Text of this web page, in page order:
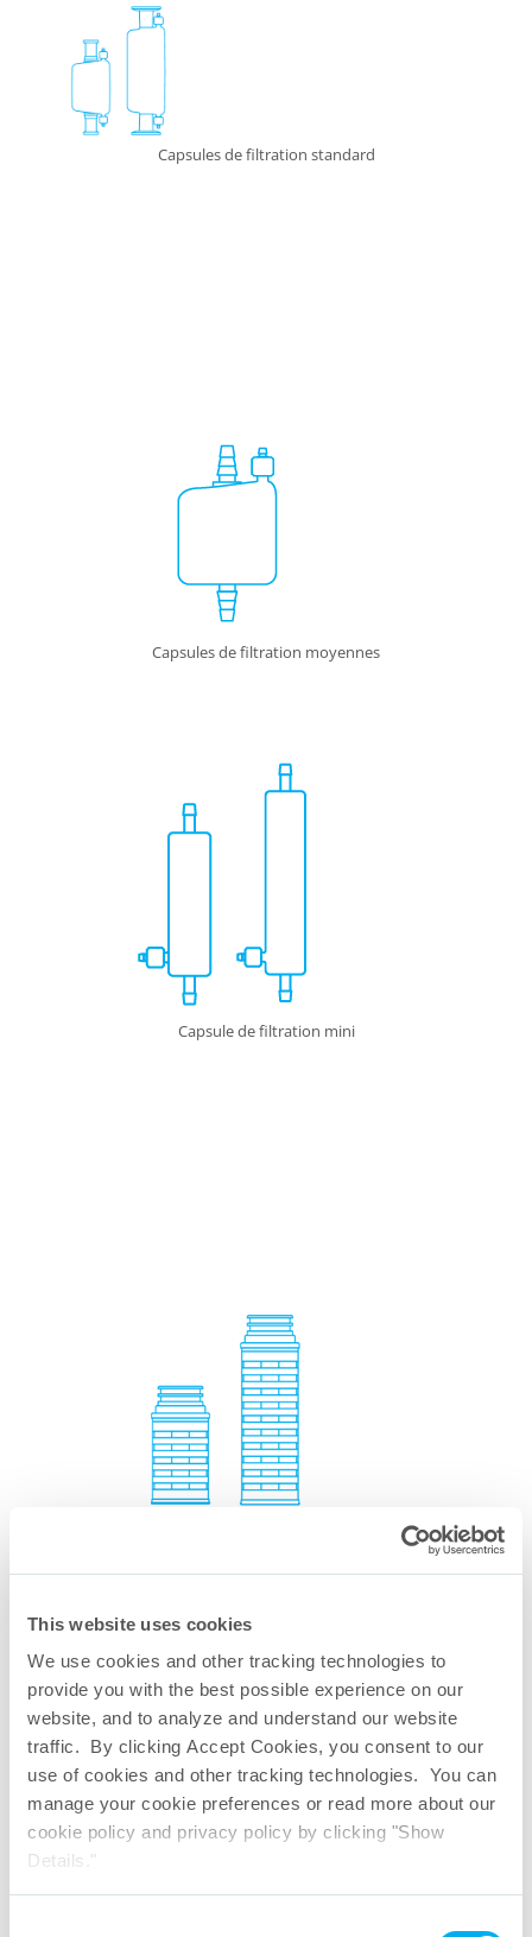
This website uses cookies
We use cookies and other tracking technologies to
provide you with the best possible experience on our
website, and to analyze and understand our website
traffic. By clicking Accept Cookies, you consent to our
use of cookies and other tracking technologies. You can
manage your cookie preferences or read more about our
cookie policy and privacy policy by clicking "Show
Details."
Capsules de filtration standard
Capsules de filtration moyennes
Capsule de filtration mini